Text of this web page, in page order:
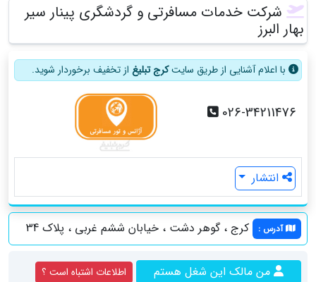
شرکت خدمات مسافرتی و گردشگری پینار سیر
بهار البرز
با اعلام آشنایی از طریق سایتکرج تبلیغ از تخفیف برخوردار شوید.
026-34211476
انتشار
آدرس : کرج ، گوهر دشت ، خیابان ششم غربی ، پلاک 34
من مالک این شغل هستم اطلاعات اشتباه است ؟